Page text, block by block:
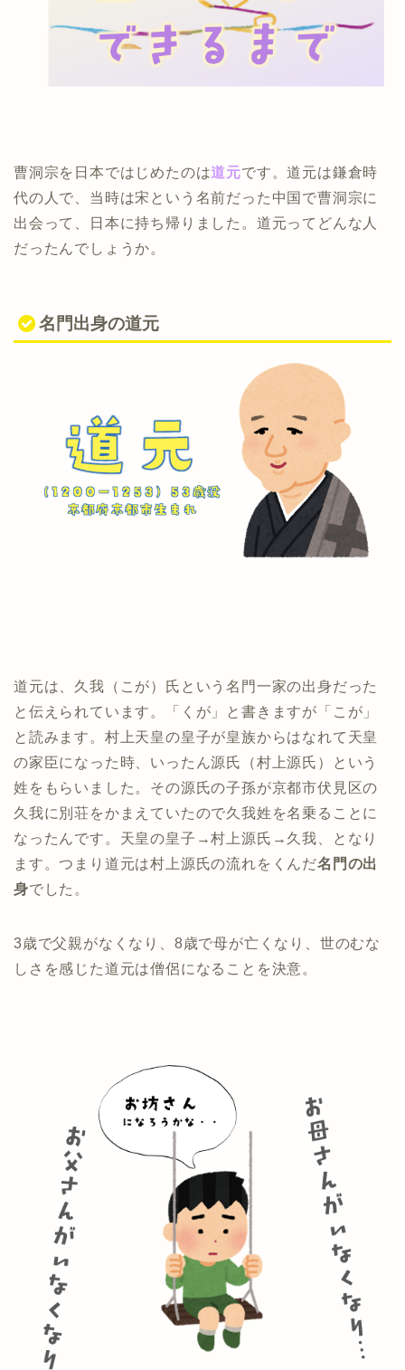
曹洞宗を日本ではじめたのは道元です。道元は鎌倉時
代の人で、当時は宋という名前だった中国で曹洞宗に
出会って、日本に持ち帰りました。道元ってどんな人
だったんでしょうか。
名門出身の道元
道元は、久我（こが）氏という名門一家の出身だった
と伝えられています。「くが」と書きますが「こが」
と読みます。 村上天皇の皇子が皇族からはなれて天皇
の家臣になった時、いったん源氏（村上源氏）という
姓をもらいました。その源氏の子孫が京都市伏見区の
久我に別荘をかまえていたので久我姓を名乗ることに
なったんです。 天皇の皇子→村上源氏→久我、となり
ます。つまり道元は村上源氏の流れをくんだ名門の出
身でした。
3歳で父親がなくなり、8歳で母が亡くなり、世のむな
しさを感じた道元は僧侶になることを決意。